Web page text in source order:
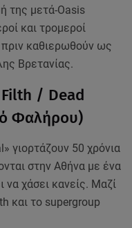
της μετά-Oasis
και τρομεροί
πριν καθιερωθούν ως
Βρετανίας.
/ Dead
Φαλήρου)
γιορτάζουν 50 χρόνια
στην Αθήνα με ένα
χάσει κανείς. Μαζί
και το supergroup